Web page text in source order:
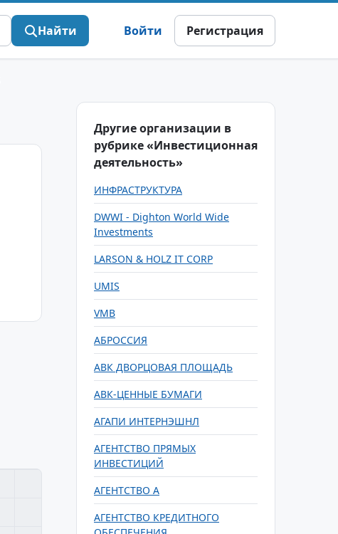
Найти Войти Регистрация
Другие организации в
рубрике «Инвестиционная
деятельность»
ИНФРАСТРУКТУРА
DWWI - Dighton World Wide
Investments
LARSON & HOLZ IT CORP
UMIS
VMB
АБРОССИЯ
АВК ДВОРЦОВАЯ ПЛОЩАДЬ
АВК-ЦЕННЫЕ БУМАГИ
АГАПИ ИНТЕРНЭШНЛ
АГЕНТСТВО ПРЯМЫХ
ИНВЕСТИЦИЙ
АГЕНТСТВО А
АГЕНТСТВО КРЕДИТНОГО